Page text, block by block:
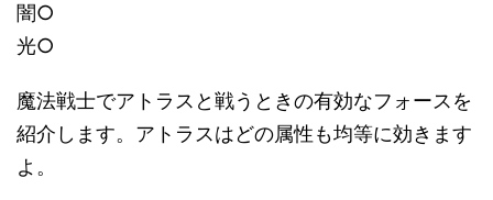
闇○
光○
魔法戦士でアトラスと戦うときの有効なフォースを
紹介します。アトラスはどの属性も均等に効きます
よ。